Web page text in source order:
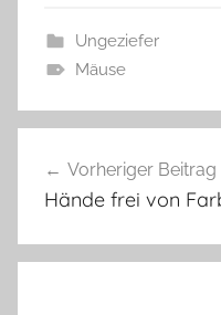
Ungeziefer
Mäuse
Vorheriger Beitrag
Hände frei von